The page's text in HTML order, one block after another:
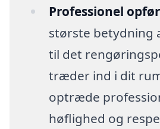
Professionel
største betydning
til det
træder ind i dit
optræde
høflighed og